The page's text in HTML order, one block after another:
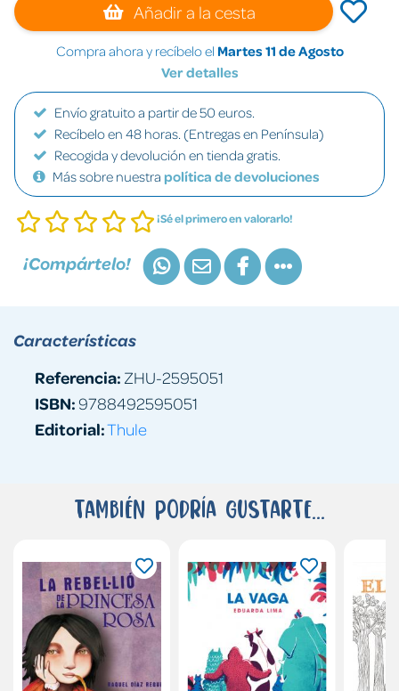
Añadir a la cesta
Compra ahora y recíbelo el Martes 11 de Agosto
Ver detalles
Envío gratuito a partir de 50 euros.
Recíbelo en 48 horas. (Entregas en Península)
Recogida y devolución en tienda gratis.
Más sobre nuestra política de devoluciones
¡Sé el primero en valorarlo!
¡Compártelo!
Características
Referencia: ZHU-2595051
ISBN:9788492595051
Editorial:Thule
También podría gustarte...